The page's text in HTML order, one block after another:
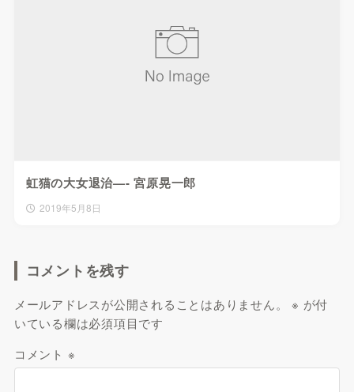
虹猫の大女退治—- 宮原晃一郎
2019年5月8日
コメントを残す
メールアドレスが公開されることはありません。 ※ が付
いている欄は必須項目です
コメント ※